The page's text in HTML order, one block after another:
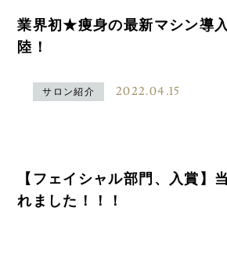
業界初★痩身の最新マシン導
陸！
サロン紹介 2022.04.15
【フェイシャル部門、入賞】
れました！！！